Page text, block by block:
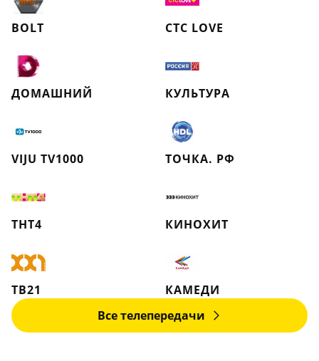
BOLT СТС LOVE
ДОМАШНИЙ КУЛЬТУРА
VIJU TV1000 ТОЧКА. РФ
ТНТ4 КИНОХИТ
ТВ21
КАМЕДИ
Все телепередачи